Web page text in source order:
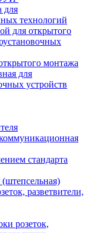
для
технологий
для открытого
монтажа
для
устройств
стандарта
(штепсельная)
разветвители,
розеток,